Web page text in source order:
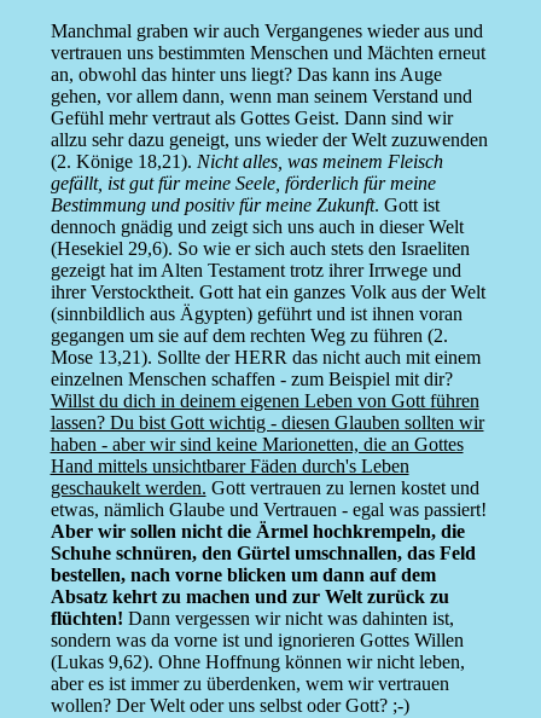
Manchmal graben wir auch Vergangenes wieder aus und
vertrauen uns bestimmten Menschen und Mächten erneut
an, obwohl das hinter uns liegt? Das kann ins Auge
gehen, vor allem dann, wenn man seinem Verstand und
Gefühl mehr vertraut als Gottes Geist. Dann sind wir
allzu sehr dazu geneigt, uns wieder der Welt zuzuwenden
(2. Könige 18,21). Nicht alles, was meinem Fleisch
gefällt, ist gut für meine Seele, förderlich für meine
Bestimmung und positiv für meine Zukunft. Gott ist
dennoch gnädig und zeigt sich uns auch in dieser Welt
(Hesekiel 29,6). So wie er sich auch stets den Israeliten
gezeigt hat im Alten Testament trotz ihrer Irrwege und
ihrer Verstocktheit. Gott hat ein ganzes Volk aus der Welt
(sinnbildlich aus Ägypten) geführt und ist ihnen voran
gegangen um sie auf dem rechten Weg zu führen (2.
Mose 13,21). Sollte der HERR das nicht auch mit einem
einzelnen Menschen schaffen - zum Beispiel mit dir?
Willst du dich in deinem eigenen Leben von Gott führen
lassen? Du bist Gott wichtig - diesen Glauben sollten wir
haben - aber wir sind keine Marionetten, die an Gottes
Hand mittels unsichtbarer Fäden durch's Leben
geschaukelt werden. Gott vertrauen zu lernen kostet und
etwas, nämlich Glaube und Vertrauen - egal was passiert!
Aber wir sollen nicht die Ärmel hochkrempeln, die
Schuhe schnüren, den Gürtel umschnallen, das Feld
bestellen, nach vorne blicken um dann auf dem
Absatz kehrt zu machen und zur Welt zurück zu
flüchten! Dann vergessen wir nicht was dahinten ist,
sondern was da vorne ist und ignorieren Gottes Willen
(Lukas 9,62). Ohne Hoffnung können wir nicht leben,
aber es ist immer zu überdenken, wem wir vertrauen
wollen? Der Welt oder uns selbst oder Gott? ;-)